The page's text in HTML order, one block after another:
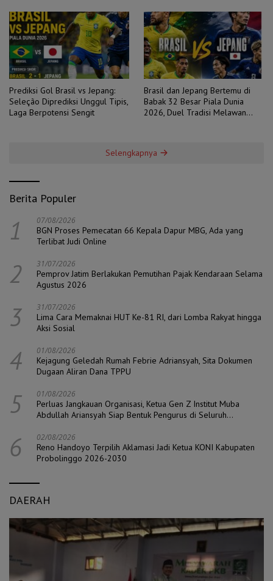
Prediksi Gol Brasil vs Jepang:
Seleção Diprediksi Unggul Tipis,
Laga Berpotensi Sengit
Brasil dan Jepang Bertemu di
Babak 32 Besar Piala Dunia
2026, Duel Tradisi Melawan
Selengkapnya
Berita Populer
1 07/08/2026
BGN Proses Pemecatan 66 Kepala Dapur MBG, Ada yang
Terlibat Judi Online
2 31/07/2026
Pemprov Jatim Berlakukan Pemutihan Pajak Kendaraan Selama
Agustus 2026
3 31/07/2026
Lima Cara Memaknai HUT Ke-81 RI, dari Lomba Rakyat hingga
Aksi Sosial
4 01/08/2026
Kejagung Geledah Rumah Febrie Adriansyah, Sita Dokumen
Dugaan Aliran Dana TPPU
5 01/08/2026
Perluas Jangkauan Organisasi, Ketua Gen Z Institut Muba
Abdullah Ariansyah Siap Bentuk Pengurus di Seluruh
6 02/08/2026
Reno Handoyo Terpilih Aklamasi Jadi Ketua KONI Kabupaten
Probolinggo 2026-2030
DAERAH